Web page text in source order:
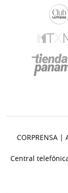
CORPRENSA
Central